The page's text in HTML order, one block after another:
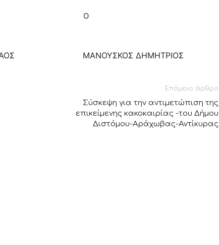
O
ΜΑΝΟΥΣΚΟΣ ΔΗΜΗΤΡΙΟΣ
Επόμενο άρθρο
Σύσκεψη για την αντιμετώπιση της
επικείμενης κακοκαιρίας -του Δήμου
Διστόμου-Αράχωβας-Αντίκυρας